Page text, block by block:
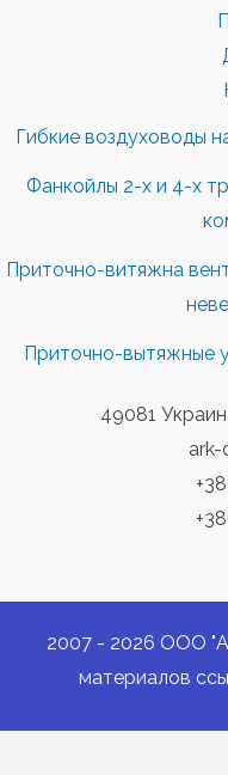
Гибкие воздуховоды
Фанкойлы 2-х и 4-х
Приточно-витяжна
Приточно-вытяжные
49081
ark-
2007 - 2026 ООО
материалов